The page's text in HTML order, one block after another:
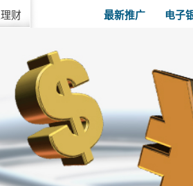
财 最新推广 电子